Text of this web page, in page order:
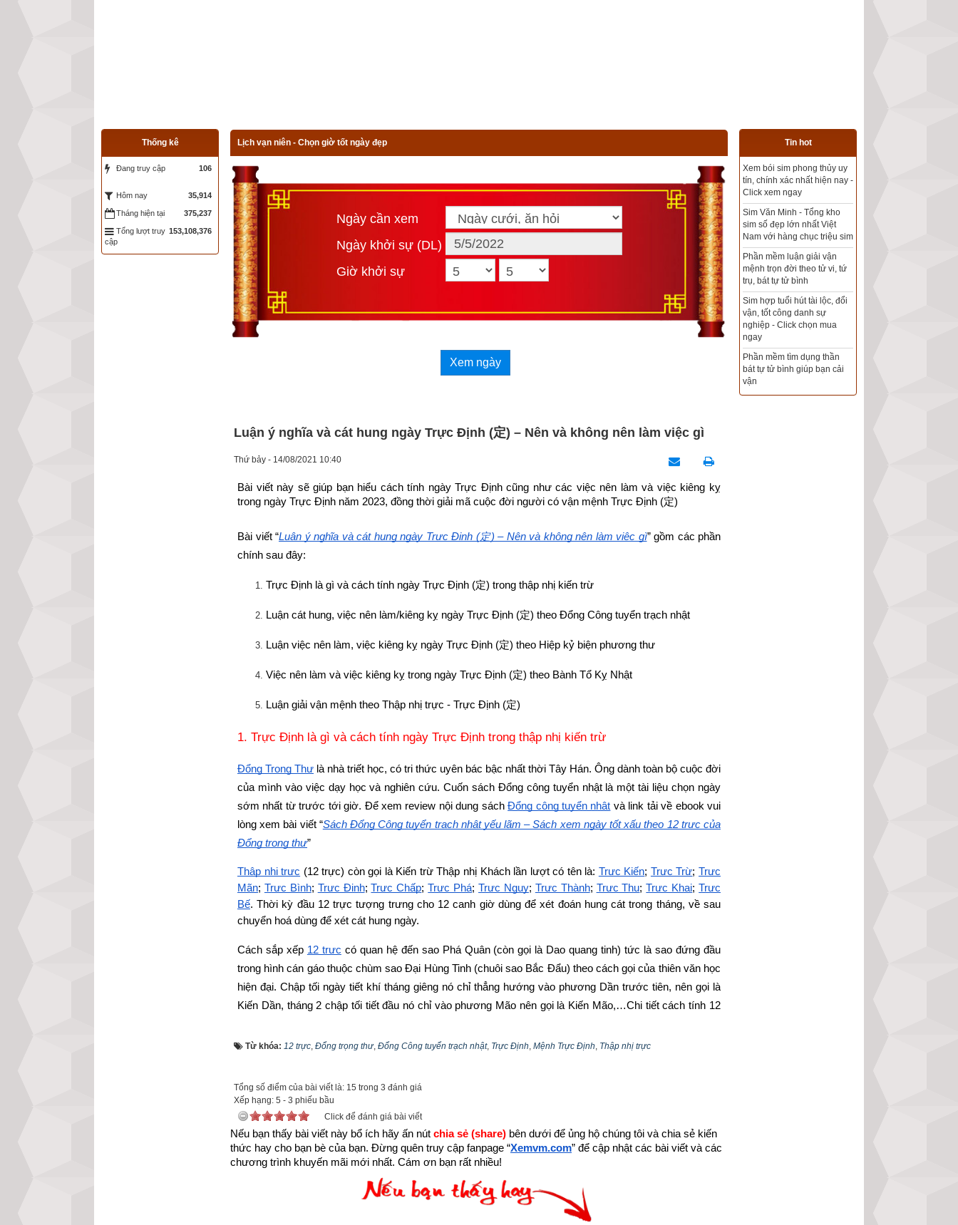
Lịch vạn niên - Chọn giờ tốt ngày đẹp
Ngày cần xem
Ngày khởi sự (DL)
Giờ khởi sự
Xem ngày
Luận ý nghĩa và cát hung ngày Trực Định (定) – Nên và không nên làm việc gì
Thứ bảy - 14/08/2021 10:40
Bài viết này sẽ giúp bạn hiểu cách tính ngày Trực Định cũng như các việc nên làm và việc kiêng kỵ
trong ngày Trực Định năm 2023, đồng thời giải mã cuộc đời người có vận mệnh Trực Định (定)
Bài viết “Luận ý nghĩa và cát hung ngày Trực Định (定) – Nên và không nên làm việc gì” gồm các phần
chính sau đây:
Trực Định là gì và cách tính ngày Trực Định (定) trong thập nhị kiến trừ
Luận cát hung, việc nên làm/kiêng kỵ ngày Trực Định (定) theo Đổng Công tuyển trạch nhật
Luận việc nên làm, việc kiêng kỵ ngày Trực Định (定) theo Hiệp kỷ biện phương thư
Việc nên làm và việc kiêng kỵ trong ngày Trực Định (定) theo Bành Tổ Kỵ Nhật
Luận giải vận mệnh theo Thập nhị trực - Trực Định (定)
1. Trực Định là gì và cách tính ngày Trực Định trong thập nhị kiến trừ
Đổng Trọng Thư là nhà triết học, có tri thức uyên bác bậc nhất thời Tây Hán. Ông dành toàn bộ cuộc đời
của mình vào việc dạy học và nghiên cứu. Cuốn sách Đổng công tuyển nhật là một tài liệu chọn ngày
sớm nhất từ trước tới giờ. Để xem review nội dung sách Đổng công tuyển nhật và link tải về ebook vui
lòng xem bài viết “Sách Đổng Công tuyển trạch nhật yếu lãm – Sách xem ngày tốt xấu theo 12 trực của
Đổng trọng thư”
Thập nhị trực (12 trực) còn gọi là Kiến trừ Thập nhị Khách lần lượt có tên là: Trực Kiến; Trực Trừ; Trực
Mãn; Trực Bình; Trực Định; Trực Chấp; Trực Phá; Trực Nguy; Trực Thành; Trực Thu; Trực Khai; Trực
Bế. Thời kỳ đầu 12 trực tượng trưng cho 12 canh giờ dùng để xét đoán hung cát trong tháng, về sau
chuyển hoá dùng để xét cát hung ngày.
Cách sắp xếp 12 trực có quan hệ đến sao Phá Quân (còn gọi là Dao quang tinh) tức là sao đứng đầu
trong hình cán gáo thuộc chùm sao Đại Hùng Tinh (chuôi sao Bắc Đẩu) theo cách gọi của thiên văn học
hiện đại. Chập tối ngày tiết khí tháng giêng nó chỉ thẳng hướng vào phương Dần trước tiên, nên gọi là
Kiến Dần, tháng 2 chập tối tiết đầu nó chỉ vào phương Mão nên gọi là Kiến Mão,…Chi tiết cách tính 12
gốc, cách tính, ý nghĩa cát hung 12 trực”
nữa
Cách tính Trực Định là xác định theo địa chi ngày theo tháng tiết khí trong lịch tiết khí chứ không phải
theo tháng âm trong âm lịch. Bắt đầu mỗi năm theo lịch tiết khí lấy ngày lập xuân làm chuẩn để phân
chia ranh giới giữa năm trước và năm sau (khác với lịch âm lấy ngày mùng một tháng giêng). Ngày lập
xuân là ngày đầu tiên của tháng một (Dần), ngày giờ trước
dựa theo giờ tiết khí làm chuẩn mà tính ngày đầu tiên của tháng. Ngày giờ
trước tiết khí coi như của tháng trước, cho dù âm lịch hoặc tháng nhuận là tháng nào thì âm chi của
Từ khóa: 12 trực, Đổng trọng thư, Đổng Công tuyển trạch nhật, Trực Định, Mệnh Trực Định, Thập nhị trực
Tổng số điểm của bài viết là: 15 trong 3 đánh giá
Xếp hạng: 5 - 3 phiếu bầu
Click để đánh giá bài viết
Nếu bạn thấy bài viết này bổ ích hãy ấn nút chia sẻ (share) bên dưới để ủng hộ chúng tôi và chia sẻ kiến
thức hay cho bạn bè của bạn. Đừng quên truy cập fanpage “Xemvm.com” để cập nhật các bài viết và các
chương trình khuyến mãi mới nhất. Cám ơn bạn rất nhiều!
Tin hot
Tổng kho sim phong thủy -
Sim hợp tuổi - Sim hợp
Xem bói sim phong thủy
theo khoa học tử vi, tứ trụ
chính xác nhất
Mua sim Thần tài, Thần tài
theo bạn! Giao sim miễn phí
Xem ngày đẹp - chọn ngày
tốt khởi sự theo kinh dịch
chính xác nhất
Tổng Kho Sim Năm sinh 0x -
9x - 8x -7x -6x giá rẻ nhất thị
trường - Click xem ngay
Thống kê
Đang truy cập 106
Hôm nay 35,914
Tháng hiện tại 375,237
Tổng lượt truy
cập
153,108,376